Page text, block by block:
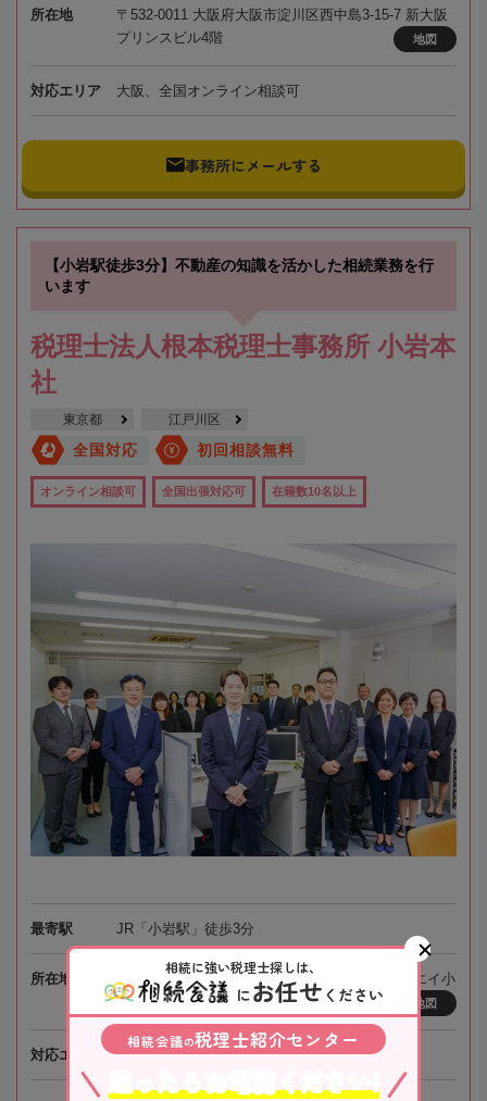
所在地
〒532-0011 大阪府大阪市淀川区西中島3-15-7 新大阪
プリンスビル4階
地図
対応エリア 大阪、全国オンライン相談可
事務所にメールする
【小岩駅徒歩3分】不動産の知識を活かした相続業務を行
います
税理士法人根本税理士事務所 小岩本
社
東京都 江戸川区
全国対応 初回相談無料
オンライン相談可 全国出張対応可 在籍数10名以上
最寄駅 JR「小岩駅」徒歩3分
所在地
〒133-0057 東京都江戸川区西小岩3-31-14 トーエイ小
岩ビル2階
地図
対応エリア 東京、全国オンライン相談可
相続に強い税理士探しは、
にお任せ ください
相続会議の税理士紹介センター